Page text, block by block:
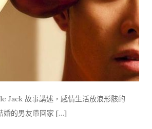
Jack 故事講述，感情生活放浪形骸的
婚的男友帶回家 […]